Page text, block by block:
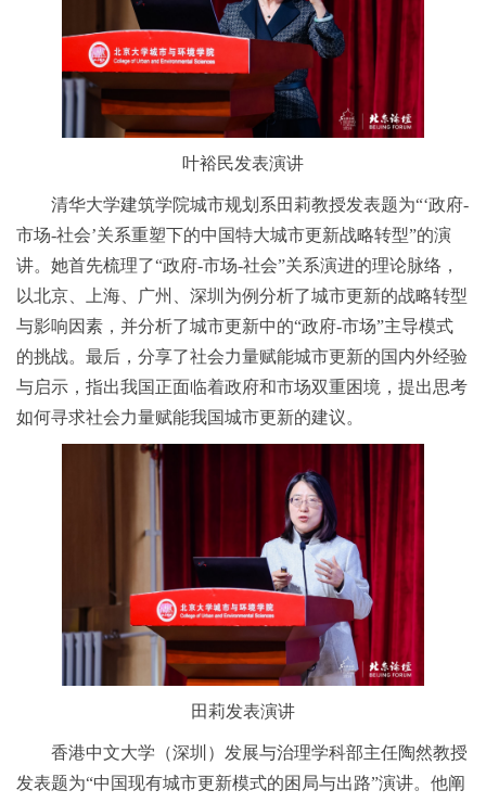
叶裕民发表演讲
清华大学建筑学院城市规划系田莉教授发表题为“‘政府-
市场-社会’关系重塑下的中国特大城市更新战略转型”的演
讲。她首先梳理了“政府-市场-社会”关系演进的理论脉络，
以北京、上海、广州、深圳为例分析了城市更新的战略转型
与影响因素，并分析了城市更新中的“政府-市场”主导模式
的挑战。最后，分享了社会力量赋能城市更新的国内外经验
与启示，指出我国正面临着政府和市场双重困境，提出思考
如何寻求社会力量赋能我国城市更新的建议。
田莉发表演讲
香港中文大学（深圳）发展与治理学科部主任陶然教授
发表题为“中国现有城市更新模式的困局与出路”演讲。他阐